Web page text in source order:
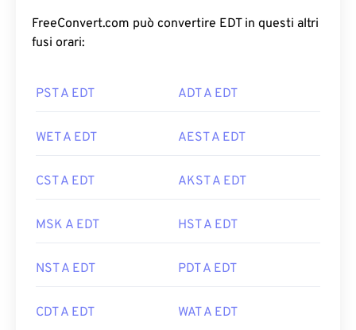
FreeConvert.com può convertire EDT in questi altri
fusi orari:
PST A EDT ADT A EDT
WET A EDT AEST A EDT
CST A EDT AKST A EDT
MSK A EDT HST A EDT
NST A EDT PDT A EDT
CDT A EDT WAT A EDT